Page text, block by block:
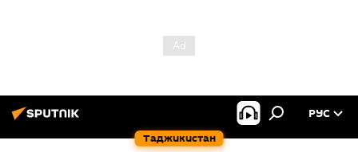
Таджикистан
РУС